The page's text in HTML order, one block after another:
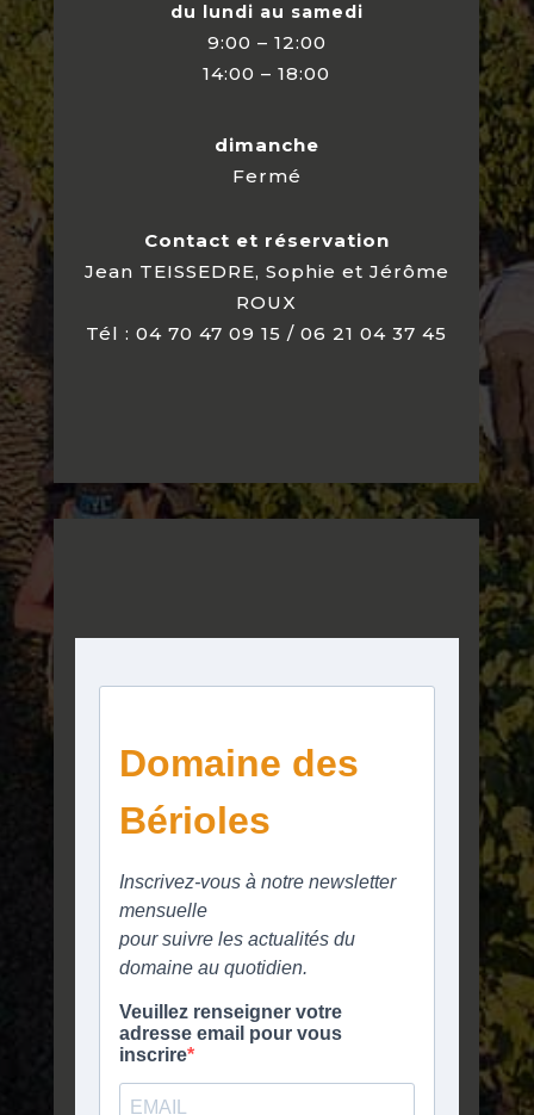
du lundi au samedi
9:00 – 12:00
14:00 – 18:00
dimanche
Fermé
Contact et réservation
Jean TEISSEDRE, Sophie et Jérôme
ROUX
Tél : 04 70 47 09 15 / 06 21 04 37 45